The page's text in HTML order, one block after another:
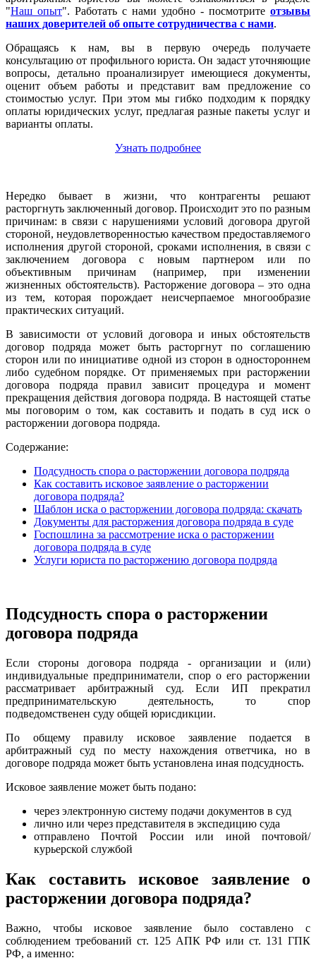
"Наш опыт". Работать с нами удобно - посмотрите отзывы
наших доверителей об опыте сотрудничества с нами.
Обращаясь к нам, вы в первую очередь получаете
консультацию от профильного юриста. Он задаст уточняющие
вопросы, детально проанализирует имеющиеся документы,
оценит объем работы и представит вам предложение со
стоимостью услуг. При этом мы гибко подходим к порядку
оплаты юридических услуг, предлагая разные пакеты услуг и
варианты оплаты.
Узнать подробнее
Нередко бывает в жизни, что контрагенты решают
расторгнуть заключенный договор. Происходит это по разным
причинам: в связи с нарушениями условий договора другой
стороной, неудовлетворенностью качеством предоставляемого
исполнения другой стороной, сроками исполнения, в связи с
заключением договора с новым партнером или по
объективным причинам (например, при изменении
жизненных обстоятельств). Расторжение договора – это одна
из тем, которая порождает неисчерпаемое многообразие
практических ситуаций.
В зависимости от условий договора и иных обстоятельств
договор подряда может быть расторгнут по соглашению
сторон или по инициативе одной из сторон в одностороннем
либо судебном порядке. От применяемых при расторжении
договора подряда правил зависит процедура и момент
прекращения действия договора подряда. В настоящей статье
мы поговорим о том, как составить и подать в суд иск о
расторжении договора подряда.
Содержание:
Подсудность спора о расторжении договора подряда
Как составить исковое заявление о расторжении
договора подряда?
Шаблон иска о расторжении договора подряда: скачать
Документы для расторжения договора подряда в суде
Госпошлина за рассмотрение иска о расторжении
договора подряда в суде
Услуги юриста по расторжению договора подряда
Подсудность спора о расторжении
договора подряда
Если стороны договора подряда - организации и (или)
индивидуальные предприниматели, спор о его расторжении
рассматривает арбитражный суд. Если ИП прекратил
предпринимательскую деятельность, то спор
подведомственен суду общей юрисдикции.
По общему правилу исковое заявление подается в
арбитражный суд по месту нахождения ответчика, но в
договоре подряда может быть установлена иная подсудность.
Исковое заявление может быть подано:
через электронную систему подачи документов в суд
лично или через представителя в экспедицию суда
отправлено Почтой России или иной почтовой/
курьерской службой
Как составить исковое заявление о
расторжении договора подряда?
Важно, чтобы исковое заявление было составлено с
соблюдением требований ст. 125 АПК РФ или ст. 131 ГПК
РФ, а именно: